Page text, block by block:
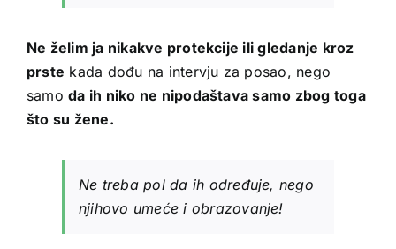
Ne želim ja nikakve protekcije ili gledanje kroz
prste kada dođu na intervju za posao, nego
samoda ih niko ne nipodaštava samo zbog toga
što su žene.
Ne treba pol da ih određuje, nego
njihovo umeće i obrazovanje!